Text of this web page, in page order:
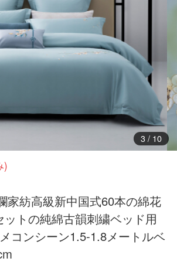
4/ 10
)
家紡高級新中国式60本の綿花
トの純綿古韻刺繍ベッド用
コンシーン1.5-1.8メートルベ